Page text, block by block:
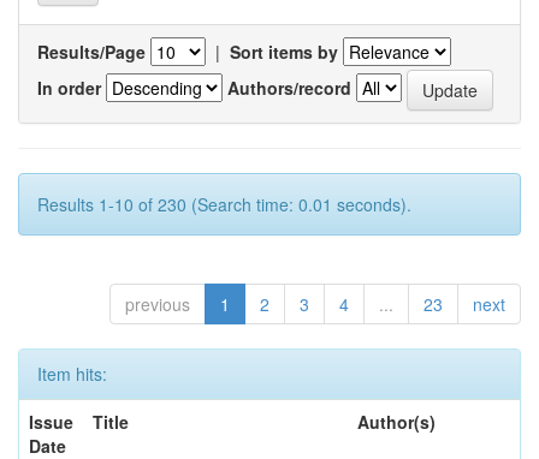
Results/Page | Sort items by
In order
Authors/record
Results 1-10 of 230 (Search time: 0.01 seconds).
previous 1 2 3 4 ... 23 next
Item hits:
Issue
Date
Title Author(s)